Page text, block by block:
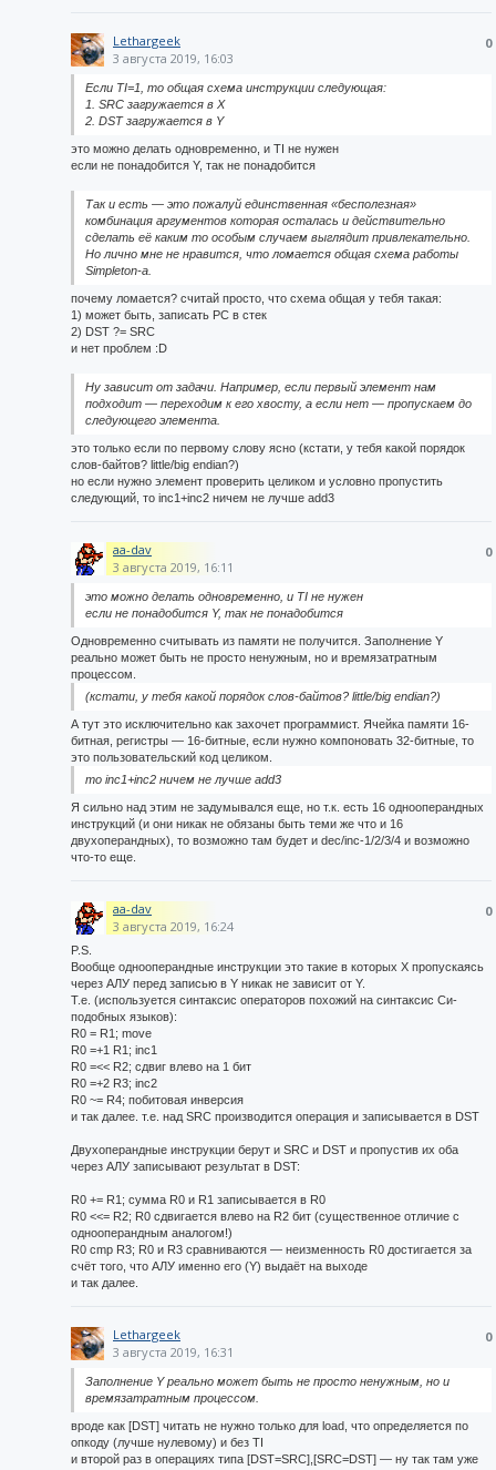
0
Lethargeek
3 августа 2019, 16:03
Если TI=1, то общая схема инструкции следующая:
1. SRC загружается в X
2. DST загружается в Y
это можно делать одновременно, и TI не нужен
если не понадобится Y, так не понадобится
Так и есть — это пожалуй единственная «бесполезная»
комбинация аргументов которая осталась и действительно
сделать её каким то особым случаем выглядит привлекательно.
Но лично мне не нравится, что ломается общая схема работы
Simpleton-а.
почему ломается? считай просто, что схема общая у тебя такая:
1) может быть, записать PC в стек
2) DST ?= SRC
и нет проблем :D
Ну зависит от задачи. Например, если первый элемент нам
подходит — переходим к его хвосту, а если нет — пропускаем до
следующего элемента.
это только если по первому слову ясно (кстати, у тебя какой порядок
слов-байтов? little/big endian?)
но если нужно элемент проверить целиком и условно пропустить
следующий, то inc1+inc2 ничем не лучше add3
0
aa-dav
3 августа 2019, 16:11
это можно делать одновременно, и TI не нужен
если не понадобится Y, так не понадобится
Одновременно считывать из памяти не получится. Заполнение Y
реально может быть не просто ненужным, но и времязатратным
процессом.
(кстати, у тебя какой порядок слов-байтов? little/big endian?)
А тут это исключительно как захочет программист. Ячейка памяти 16-
битная, регистры — 16-битные, если нужно компоновать 32-битные, то
это пользовательский код целиком.
то inc1+inc2 ничем не лучше add3
Я сильно над этим не задумывался еще, но т.к. есть 16 однооперандных
инструкций (и они никак не обязаны быть теми же что и 16
двухоперандных), то возможно там будет и dec/inc-1/2/3/4 и возможно
что-то еще.
0
aa-dav
3 августа 2019, 16:24
P.S.
Вообще однооперандные инструкции это такие в которых X пропускаясь
через АЛУ перед записью в Y никак не зависит от Y.
Т.е. (используется синтаксис операторов похожий на синтаксис Си-
подобных языков):
R0 = R1; move
R0 =+1 R1; inc1
R0 =<< R2; сдвиг влево на 1 бит
R0 =+2 R3; inc2
R0 ~= R4; побитовая инверсия
и так далее. т.е. над SRC производится операция и записывается в DST
Двухоперандные инструкции берут и SRC и DST и пропустив их оба
через АЛУ записывают результат в DST:
R0 += R1; сумма R0 и R1 записывается в R0
R0 <<= R2; R0 сдвигается влево на R2 бит (существенное отличие с
однооперандным аналогом!)
R0 cmp R3; R0 и R3 сравниваются — неизменность R0 достигается за
счёт того, что АЛУ именно его (Y) выдаёт на выходе
и так далее.
0
Lethargeek
3 августа 2019, 16:31
Заполнение Y реально может быть не просто ненужным, но и
времязатратным процессом.
вроде как [DST] читать не нужно только для load, что определяется по
опкоду (лучше нулевому) и без TI
и второй раз в операциях типа [DST=SRC],[SRC=DST] — ну так там уже